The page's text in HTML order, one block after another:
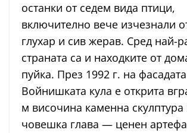
останки от седем вида птици,
включително вече изчезнали
глухар и сив жерав. Сред най-
страната са и находките от
пуйка. През 1992 г. на
Войнишката кула е открита
м височина каменна скулптура
човешка глава — ценен